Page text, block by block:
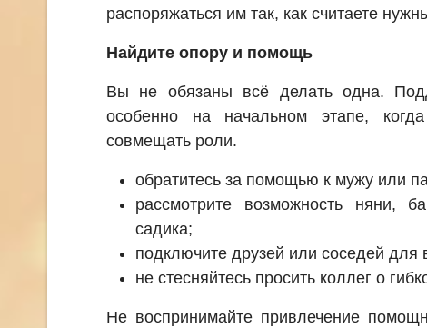
распоряжаться им так, как считаете
Найдите опору и помощь
Вы не обязаны всё делать одна.
особенно на начальном этапе,
совмещать роли.
обратитесь за помощью к мужу или
рассмотрите возможность няни,
садика;
подключите друзей или соседей
не стесняйтесь просить коллег о
Не воспринимайте привлечение